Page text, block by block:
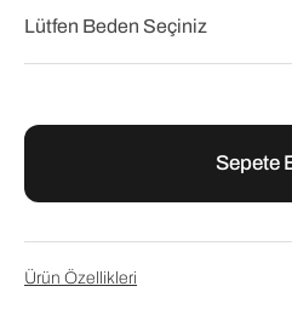
₺8.760,00
₺10.950,00
Ürün Özellikleri